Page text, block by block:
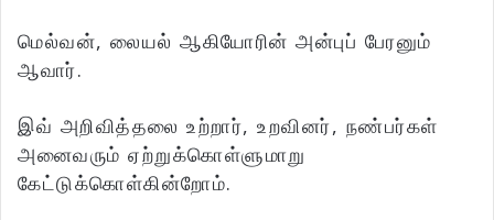
மெல்வன், லையல் ஆகியோரின் அன்புப் பேரனும்
ஆவார்.
இவ் அறிவித்தலை உற்றார், உறவினர், நண்பர்கள்
அனைவரும் ஏற்றுக்கொள்ளுமாறு
கேட்டுக்கொள்கின்றோம்.